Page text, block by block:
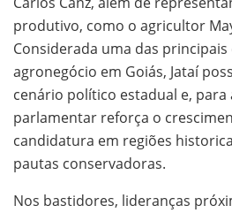
produtivo, como o agricultor
Considerada uma das principais
agronegócio em Goiás, Jataí
cenário político estadual e, para
parlamentar reforça o
candidatura em regiões
pautas conservadoras.
Nos bastidores, lideranças